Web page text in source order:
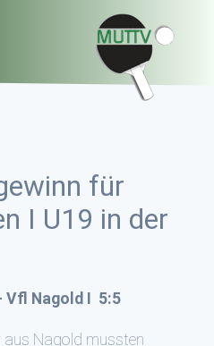
für
I U19 in der
Vfl Nagold I 5:5
aus Nagold mussten